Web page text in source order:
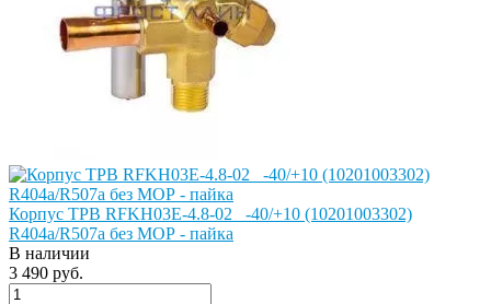
Корпус ТРВ RFKH03E-4.8-02_ -40/+10 (10201003302)
R404a/R507a без МОР - пайка
В наличии
3 490 руб.